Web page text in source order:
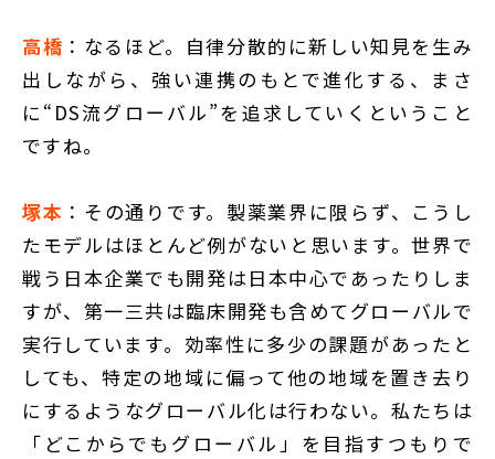
高橋 ：なるほど。自律分散的に新しい知見を生み
出しながら、強い連携のもとで進化する、まさ
に“DS流グローバル”を追求していくということ
ですね。
塚本 ：その通りです。製薬業界に限らず、こうし
たモデルはほとんど例がないと思います。世界で
戦う日本企業でも開発は日本中心であったりしま
すが、第一三共は臨床開発も含めてグローバルで
実行しています。効率性に多少の課題があったと
しても、特定の地域に偏って他の地域を置き去り
にするようなグローバル化は行わない。私たちは
「どこからでもグローバル」を目指すつもりで